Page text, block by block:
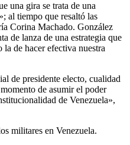
una gira se trata de una
al tiempo que resaltó las
Corina Machado. González
de lanza de una estrategia que
la de hacer efectiva nuestra
de presidente electo, cualidad
de asumir el poder
de Venezuela»,
militares en Venezuela.